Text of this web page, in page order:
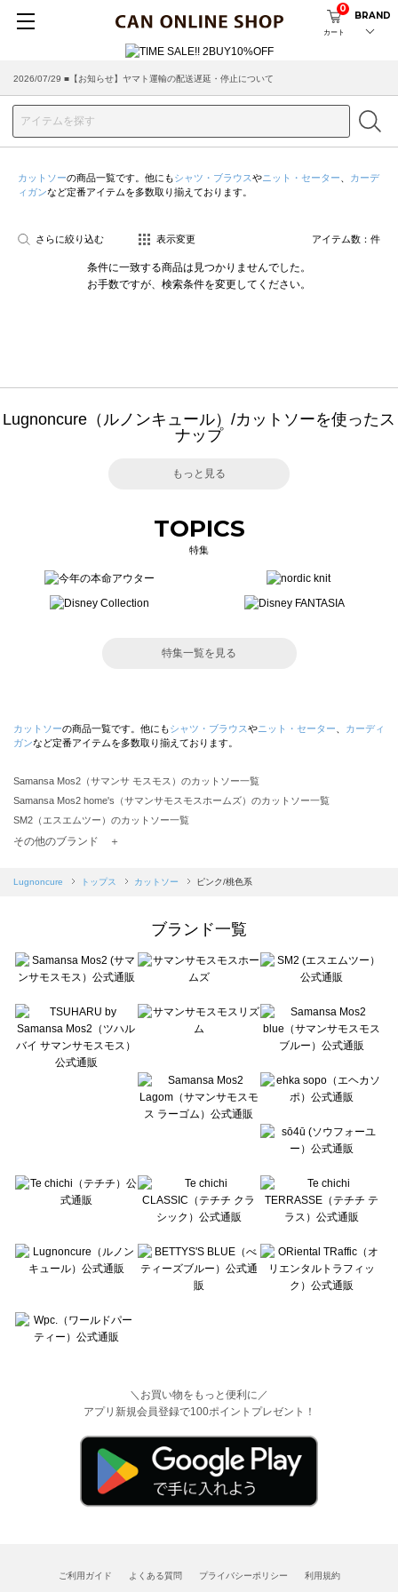
カート
0
BRAND
2026/07/29 ■【お知らせ】ヤマト運輸の配送遅延・停止について
カットソーの商品一覧です。他にもシャツ・ブラウスやニット・セーター
カーデ
ィガンなど定番アイテムを多数取り揃えております。
さらに絞り込む 表示変更 アイテム数： 件
条件に一致する商品は見つかりませんでした。
お手数ですが、検索条件を変更してください。
Lugnoncure（ルノンキュール）/カットソーを使ったス
ナップ
もっと見る
TOPICS
特集
特集一覧を見る
カットソーの商品一覧です。他にもシャツ・ブラウスやニット・セーター
カーディ
ガンなど定番アイテムを多数取り揃えております。
Samansa Mos2（サマンサ モスモス）のカットソー一覧
Samansa Mos2 home's（サマンサモスモスホームズ）のカットソー一覧
SM2（エスエムツー）のカットソー一覧
TSUHARU by Samansa Mos2（ツハルバイサマンサモスモス）のカットソー一覧
Samansa Mos2 blue（サマンサモスモス ブルー）のカットソー一覧
sō4ū（ソウフォーユー）のカットソー一覧
Te chichi（テチチ）のカットソー一覧
Te chichi CLASSIC（テチチ クラシック）のカットソー一覧
Lugnoncure（ルノンキュール）のカットソー一覧
BETTY'S BLUE（べティーズブルー）のカットソー一覧
Wpc.（ワールドパーティー）のカットソー一覧
その他のブランド ＋
Lugnoncure トップス カットソー ピンク/桃色系
ブランド一覧
＼お買い物をもっと便利に／
アプリ新規会員登録で100ポイントプレゼント！
ご利用ガイド よくある質問 プライバシーポリシー 利用規約